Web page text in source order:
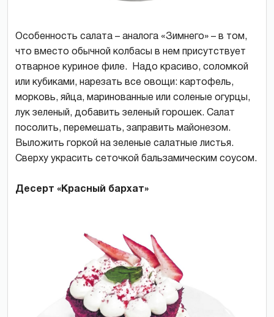
Особенность салата – аналога «Зимнего» – в том,
что вместо обычной колбасы в нем присутствует
отварное куриное филе. Надо красиво, соломкой
или кубиками, нарезать все овощи: картофель,
морковь, яйца, маринованные или соленые огурцы,
лук зеленый, добавить зеленый горошек. Салат
посолить, перемешать, заправить майонезом.
Выложить горкой на зеленые салатные листья.
Сверху украсить сеточкой бальзамическим соусом.
Десерт «Красный бархат»